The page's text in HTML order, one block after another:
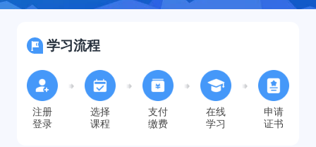
学习流程
注册
登录
选择
课程
支付
缴费
在线
学习
申请
证书